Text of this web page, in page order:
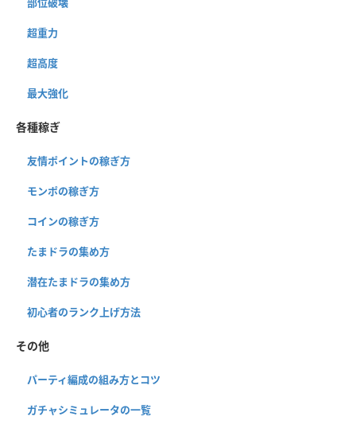
超重力
超高度
最大強化
各種稼ぎ
友情ポイントの稼ぎ方
モンポの稼ぎ方
コインの稼ぎ方
たまドラの集め方
潜在たまドラの集め方
初心者のランク上げ方法
その他
パーティ編成の組み方とコツ
ガチャシミュレータの一覧